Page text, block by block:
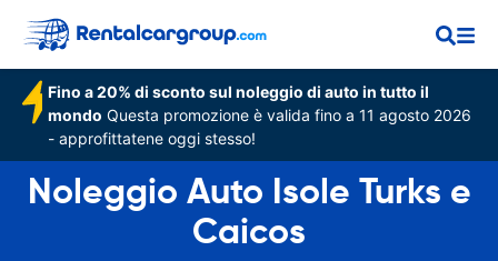
Fino a 20% di sconto sul noleggio di auto in tutto il
mondo Questa promozione è valida fino a 11 agosto 2026
- approfittatene oggi stesso!
Noleggio Auto Isole Turks e
Caicos